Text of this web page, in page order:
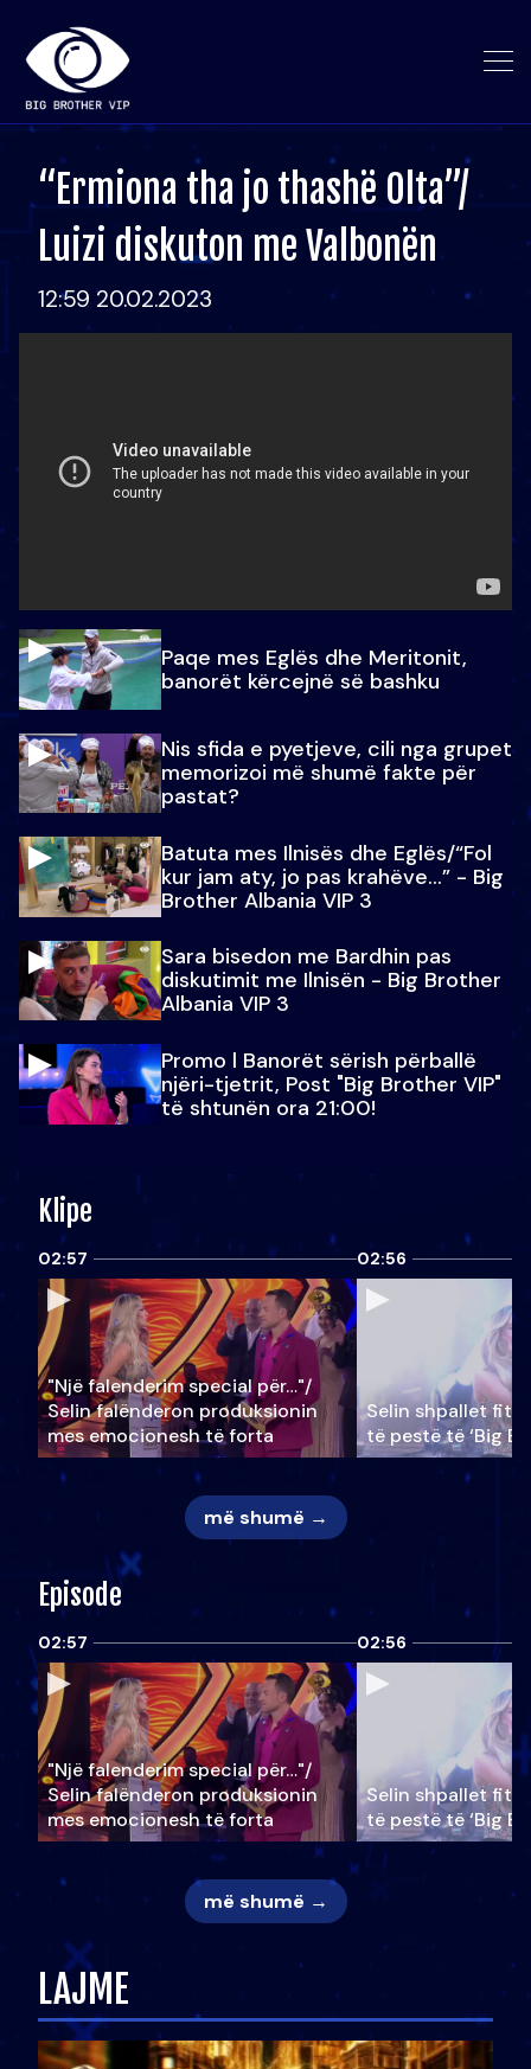
“Ermiona tha jo thashë Olta”/
Luizi diskuton me Valbonën
12:59 20.02.2023
Paqe mes Eglës dhe Meritonit,
banorët kërcejnë së bashku
Nis sfida e pyetjeve, cili nga grupet
memorizoi më shumë fakte për
pastat?
Batuta mes Ilnisës dhe Eglës/“Fol
kur jam aty, jo pas krahëve…” - Big
Brother Albania VIP 3
Sara bisedon me Bardhin pas
diskutimit me Ilnisën - Big Brother
Albania VIP 3
Promo l Banorët sërish përballë
njëri-tjetrit, Post "Big Brother VIP"
të shtunën ora 21:00!
Klipe
02:57
"Një falenderim special për…"/
Selin falënderon produksionin
mes emocionesh të forta
02:56
Selin shpallet
të pestë të ‘Big
më shumë →
Episode
02:57
"Një falenderim special për…"/
Selin falënderon produksionin
mes emocionesh të forta
02:56
Selin shpallet
të pestë të ‘Big
më shumë →
LAJME